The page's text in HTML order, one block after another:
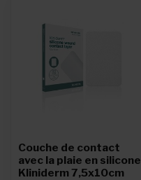
Couche de contact
avec la plaie en silicone
Kliniderm 7,5x10cm